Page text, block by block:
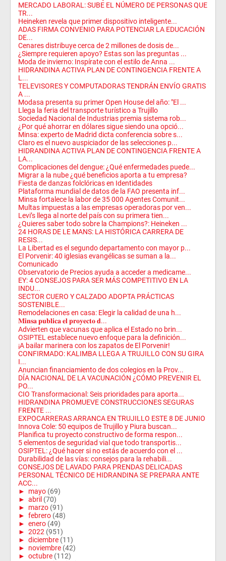
MERCADO LABORAL: SUBE EL NÚMERO DE PERSONAS QUE
TR...
Heineken revela que primer dispositivo inteligente...
ADAS FIRMA CONVENIO PARA POTENCIAR LA EDUCACIÓN
DE...
Cenares distribuye cerca de 2 millones de dosis de...
¿Siempre requieren apoyo? Estas son las preguntas ...
Moda de invierno: Inspírate con el estilo de Anna ...
HIDRANDINA ACTIVA PLAN DE CONTINGENCIA FRENTE A
L...
TELEVISORES Y COMPUTADORAS TENDRÁN ENVÍO GRATIS
A ...
Modasa presenta su primer Open House del año: "El ...
Llega la feria del transporte turístico a Trujillo
Sociedad Nacional de Industrias premia sistema rob...
¿Por qué ahorrar en dólares sigue siendo una opció...
Minsa: experto de Madrid dicta conferencia sobre s...
Claro es el nuevo auspiciador de las selecciones p...
HIDRANDINA ACTIVA PLAN DE CONTINGENCIA FRENTE A
LA...
Complicaciones del dengue: ¿Qué enfermedades puede...
Migrar a la nube ¿qué beneficios aporta a tu empresa?
Fiesta de danzas folclóricas en Identidades
Plataforma mundial de datos de la FAO presenta inf...
Minsa fortalece la labor de 35 000 Agentes Comunit...
Multas impuestas a las empresas operadoras por ven...
Levi’s llega al norte del país con su primera tien...
¿Quieres saber todo sobre la Champions?: Heineken ...
24 HORAS DE LE MANS: LA HISTÓRICA CARRERA DE
RESIS...
La Libertad es el segundo departamento con mayor p...
El Porvenir: 40 iglesias evangélicas se suman a la...
Comunicado
Observatorio de Precios ayuda a acceder a medicame...
EY: 4 CONSEJOS PARA SER MÁS COMPETITIVO EN LA
INDU...
SECTOR CUERO Y CALZADO ADOPTA PRÁCTICAS
SOSTENIBLE...
Remodelaciones en casa: Elegir la calidad de una h...
𝐌𝐢𝐧𝐬𝐚 𝐩𝐮𝐛𝐥𝐢𝐜𝐚 𝐞𝐥 𝐩𝐫𝐨𝐲𝐞𝐜𝐭𝐨 𝐝...
Advierten que vacunas que aplica el Estado no brin...
OSIPTEL establece nuevo enfoque para la definición...
¡A bailar marinera con los zapatos de El Porvenir!
CONFIRMADO: KALIMBA LLEGA A TRUJILLO CON SU GIRA
I...
Anuncian financiamiento de dos colegios en la Prov...
DÍA NACIONAL DE LA VACUNACIÓN ¿CÓMO PREVENIR EL
PO...
CIO Transformacional: Seis prioridades para aporta...
HIDRANDINA PROMUEVE CONSTRUCCIONES SEGURAS
FRENTE ...
EXPOCARRERAS ARRANCA EN TRUJILLO ESTE 8 DE JUNIO
Innova Cole: 50 equipos de Trujillo y Piura buscan...
Planifica tu proyecto constructivo de forma respon...
5 elementos de seguridad vial que todo transportis...
OSIPTEL: ¿Qué hacer si no estás de acuerdo con el ...
Durabilidad de las vías: consejos para la rehabili...
CONSEJOS DE LAVADO PARA PRENDAS DELICADAS
PERSONAL TÉCNICO DE HIDRANDINA SE PREPARA ANTE
ACC...
► mayo (69)
► abril (70)
► marzo (91)
► febrero (48)
► enero (49)
► 2022 (951)
► diciembre (11)
► noviembre (42)
► octubre (112)